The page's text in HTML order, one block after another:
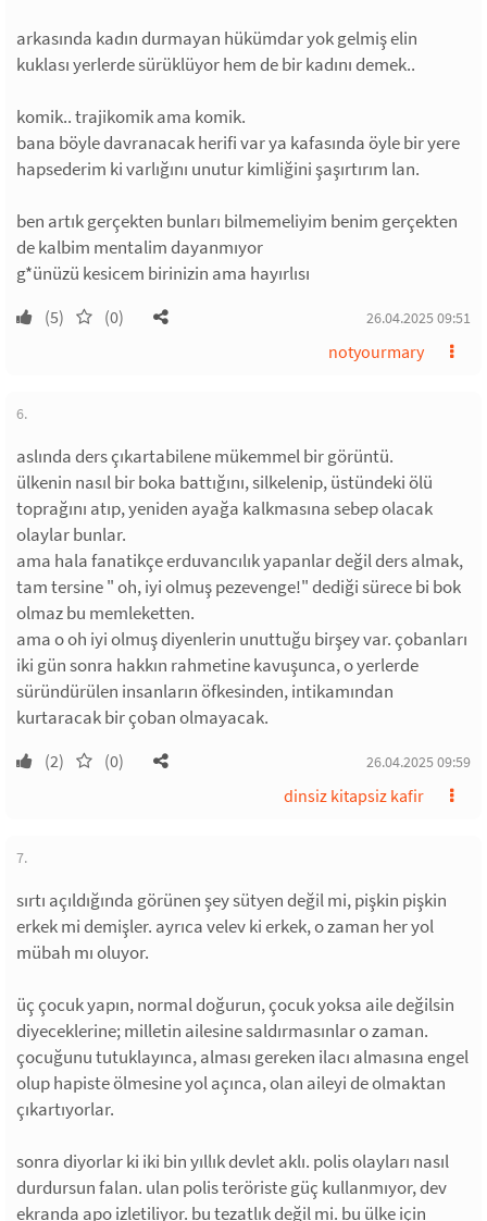
arkasında kadın durmayan hükümdar yok gelmiş elin
kuklası yerlerde sürüklüyor hem de bir kadını demek..
komik.. trajikomik ama komik.
bana böyle davranacak herifi var ya kafasında öyle bir yere
hapsederim ki varlığını unutur kimliğini şaşırtırım lan.
ben artık gerçekten bunları bilmemeliyim benim gerçekten
de kalbim mentalim dayanmıyor
g*ünüzü kesicem birinizin ama hayırlısı
(5) (0) 26.04.2025 09:51
notyourmary
6.
aslında ders çıkartabilene mükemmel bir görüntü.
ülkenin nasıl bir boka battığını, silkelenip, üstündeki ölü
toprağını atıp, yeniden ayağa kalkmasına sebep olacak
olaylar bunlar.
ama hala fanatikçe erduvancılık yapanlar değil ders almak,
tam tersine " oh, iyi olmuş pezevenge!" dediği sürece bi bok
olmaz bu memleketten.
ama o oh iyi olmuş diyenlerin unuttuğu birşey var. çobanları
iki gün sonra hakkın rahmetine kavuşunca, o yerlerde
süründürülen insanların öfkesinden, intikamından
kurtaracak bir çoban olmayacak.
(2) (0) 26.04.2025 09:59
dinsiz kitapsiz kafir
7.
sırtı açıldığında görünen şey sütyen değil mi, pişkin pişkin
erkek mi demişler. ayrıca velev ki erkek, o zaman her yol
mübah mı oluyor.
üç çocuk yapın, normal doğurun, çocuk yoksa aile değilsin
diyeceklerine; milletin ailesine saldırmasınlar o zaman.
çocuğunu tutuklayınca, alması gereken ilacı almasına engel
olup hapiste ölmesine yol açınca, olan aileyi de olmaktan
çıkartıyorlar.
sonra diyorlar ki iki bin yıllık devlet aklı. polis olayları nasıl
durdursun falan. ulan polis teröriste güç kullanmıyor, dev
ekranda apo izletiliyor. bu tezatlık değil mi. bu ülke için